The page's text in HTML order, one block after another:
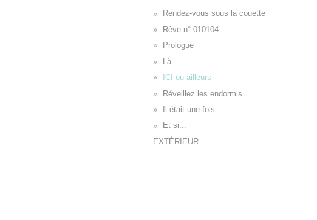
Rendez-vous sous la couette
Rêve n° 010104
Prologue
Là
ICI ou ailleurs
Réveillez les endormis
Il était une fois
Et si...
EXTÉRIEUR